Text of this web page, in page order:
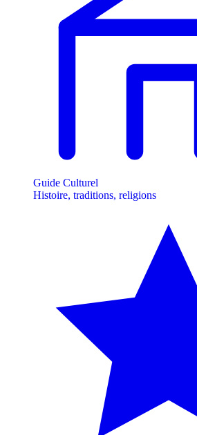
Guide Culturel
Histoire, traditions, religions